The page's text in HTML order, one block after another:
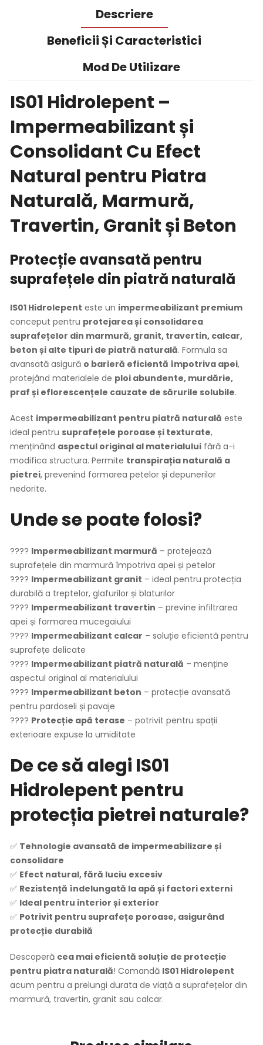
Descriere
Beneficii Și Caracteristici
Mod De Utilizare
IS01 Hidrolepent –
Impermeabilizant și
Consolidant Cu Efect
Natural pentru Piatra
Naturală, Marmură,
Travertin, Granit și Beton
Protecție avansată pentru
suprafețele din piatră naturală
IS01 Hidrolepent este un impermeabilizant premium
conceput pentru protejarea și consolidarea
suprafețelor din marmură, granit, travertin, calcar,
beton și alte tipuri de piatră naturală. Formula sa
avansată asigură o barieră eficientă împotriva apei,
protejând materialele de ploi abundente, murdărie,
praf și eflorescențele cauzate de sărurile solubile.
Acest impermeabilizant pentru piatră naturală este
ideal pentru suprafețele poroase și texturate,
menținând aspectul original al materialului fără a-i
modifica structura. Permite transpirația naturală a
pietrei, prevenind formarea petelor și depunerilor
nedorite.
Unde se poate folosi?
???? Impermeabilizant marmură – protejează
suprafețele din marmură împotriva apei și petelor
???? Impermeabilizant granit – ideal pentru protecția
durabilă a treptelor, glafurilor și blaturilor
???? Impermeabilizant travertin – previne infiltrarea
apei și formarea mucegaiului
???? Impermeabilizant calcar – soluție eficientă pentru
suprafețe delicate
???? Impermeabilizant piatră naturală – menține
aspectul original al materialului
???? Impermeabilizant beton – protecție avansată
pentru pardoseli și pavaje
???? Protecție apă terase – potrivit pentru spații
exterioare expuse la umiditate
De ce să alegi IS01
Hidrolepent pentru
protecția pietrei naturale?
✅ Tehnologie avansată de impermeabilizare și
consolidare
✅ Efect natural, fără luciu excesiv
✅ Rezistență îndelungată la apă și factori externi
✅ Ideal pentru interior și exterior
✅ Potrivit pentru suprafețe poroase, asigurând
protecție durabilă
Descoperă cea mai eficientă soluție de protecție
pentru piatra naturală! Comandă IS01 Hidrolepent
acum pentru a prelungi durata de viață a suprafețelor din
marmură, travertin, granit sau calcar.